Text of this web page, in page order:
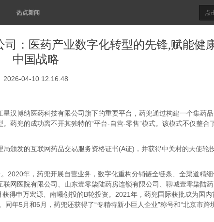
热点新闻
：医药产业数字化转型的先锋,赋能健
中国战略
2026-04-10 12:16:48
博纳医药科技有限公司旗下的重要平台，药兜通过构建一个集药
药兜的成功离不开其独特的“平台-自营-零售”模式。该模式不仅整合
发的互联网药品交易服务资格证书(A证)，并获得中关村的天使轮
年，药兜开展自营业务，数字化重构分销链全链条、全渠道精
网医院有限公司、山东壹零柒陆药房连锁有限公司、聊城壹零柒陆
得申万宏源、南曦创投的B轮投资。2021年，药兜国际获批成为国
年5月和6月，药兜还获得了“专精特新小巨人企业”称号和“北京市跨